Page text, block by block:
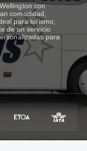
Show dropdown
con
comodidad,
para turismo,
de un servicio
para